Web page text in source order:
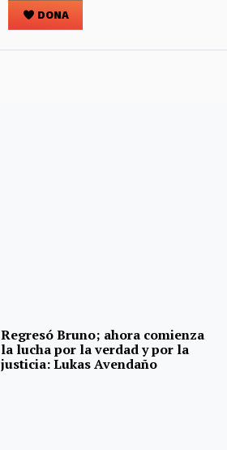
DONA
Regresó Bruno; ahora comienza
la lucha por la verdad y por la
justicia: Lukas Avendaño